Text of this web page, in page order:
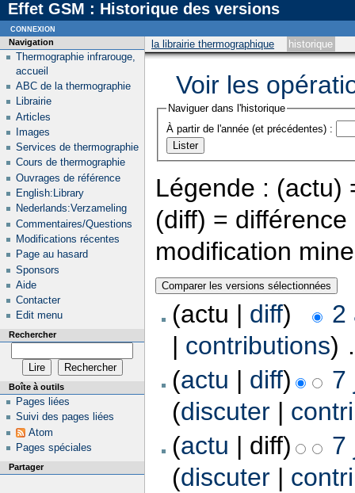
Effet GSM : Historique des versions
la librairie thermographique historique
Voir les
Naviguer dans l'historique
À partir de l'année (et précédentes) :
Légende : (actu)
(diff) =
modification
(actu | diff)
2
| contributions)
(actu | diff)
7
(discuter|
(actu | diff)
7
(discuter|
Navigation
Thermographie infrarouge,
accueil
ABC de la thermographie
Librairie
Articles
Images
Services de thermographie
Cours de thermographie
Ouvrages de référence
English:Library
Nederlands:Verzameling
Commentaires/Questions
Modifications récentes
Page au hasard
Sponsors
Aide
Contacter
Edit menu
Rechercher
Boîte à outils
Pages liées
Suivi des pages liées
Atom
Pages spéciales
Partager
connexion